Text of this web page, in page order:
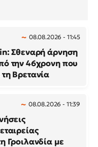
08.08.2026 - 11:45
Σθεναρή άρνηση
την 46χρονη που
Βρετανία
08.08.2026 - 11:39
Γροιλανδία με